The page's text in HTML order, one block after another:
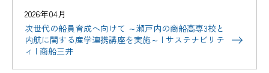
2026年04月
次世代の船員育成へ向けて ～瀬戸内の商船高専3校と
内航に関する産学連携講座を実施～ | サステナビリテ
ィ | 商船三井